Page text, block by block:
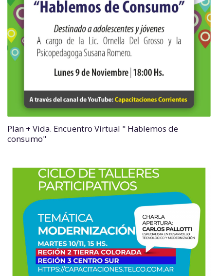
Plan + Vida. Encuentro Virtual " Hablemos de
consumo"